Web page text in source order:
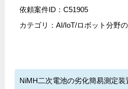
依頼案件ID：C51905
カテゴリ： AI/IoT/ロボット分野
NiMH二次電池の劣化簡易測定